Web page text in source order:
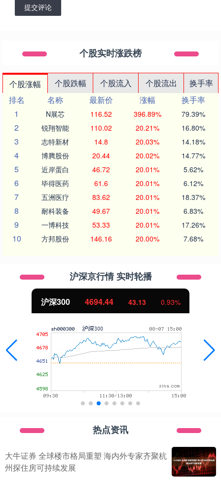
提交评论
个股实时涨跌榜
个股涨幅 个股跌幅 个股流入 个股流出
换手率
排名
名称 最新价 涨幅
换手率
1
N展芯 116.52 396.89% 79.39%
2 锐翔智能 110.02 20.21% 16.80%
3 志特新材 14.8 20.03% 14.18%
4 博腾股份 20.44 20.02% 14.77%
5 近岸蛋白 46.72 20.01% 5.62%
6 毕得医药 61.6 20.01% 6.12%
7 五洲医疗 83.62 20.01% 18.37%
8 耐科装备 49.67 20.01% 6.83%
9 一博科技 53.33 20.01% 17.26%
10 方邦股份 146.16 20.00% 7.68%
沪深京行情 实时轮播
4694.44 43.13 0.93%
热点资讯
大牛证券 全球楼市格局重塑 海内外专家齐聚杭
州探住房可持续发展